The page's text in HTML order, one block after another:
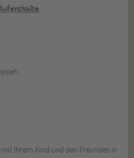
Ihrem Kind und den Freunden in